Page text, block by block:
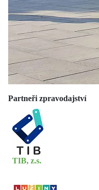
Partneři zpravodajství
TIB, z.s.